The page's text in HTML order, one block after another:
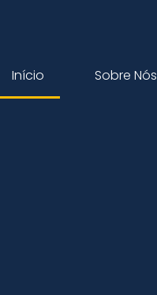
Início Sobre Nós